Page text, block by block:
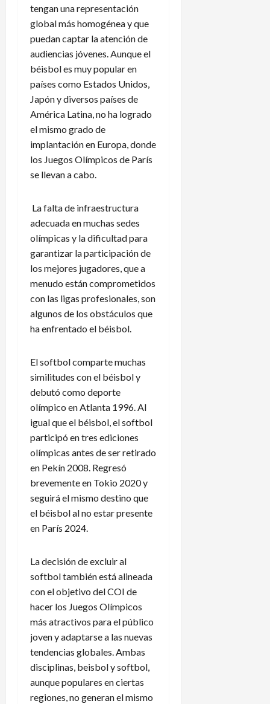
tengan una representación
global más homogénea y que
puedan captar la atención de
audiencias jóvenes. Aunque el
béisbol es muy popular en
países como Estados Unidos,
Japón y diversos países de
América Latina, no ha logrado
el mismo grado de
implantación en Europa, donde
los Juegos Olímpicos de París
se llevan a cabo.
La falta de infraestructura
adecuada en muchas sedes
olímpicas y la dificultad para
garantizar la participación de
los mejores jugadores, que a
menudo están comprometidos
con las ligas profesionales, son
algunos de los obstáculos que
ha enfrentado el béisbol.
El softbol comparte muchas
similitudes con el béisbol y
debutó como deporte
olímpico en Atlanta 1996. Al
igual que el béisbol, el softbol
participó en tres ediciones
olímpicas antes de ser retirado
en Pekín 2008. Regresó
brevemente en Tokio 2020 y
seguirá el mismo destino que
el béisbol al no estar presente
en París 2024.
La decisión de excluir al
softbol también está alineada
con el objetivo del COI de
hacer los Juegos Olímpicos
más atractivos para el público
joven y adaptarse a las nuevas
tendencias globales. Ambas
disciplinas, beisbol y softbol,
aunque populares en ciertas
regiones, no generan el mismo